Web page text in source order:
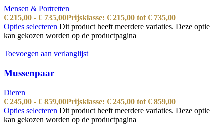
Mensen & Portretten
€ 215,00 - € 735,00Prijsklasse: € 215,00 tot € 735,00
Opties selecteren Dit product heeft meerdere variaties. Deze optie
kan gekozen worden op de productpagina
Toevoegen aan verlanglijst
Mussenpaar
Dieren
€ 245,00 - € 859,00Prijsklasse: € 245,00 tot € 859,00
Opties selecteren Dit product heeft meerdere variaties. Deze optie
kan gekozen worden op de productpagina